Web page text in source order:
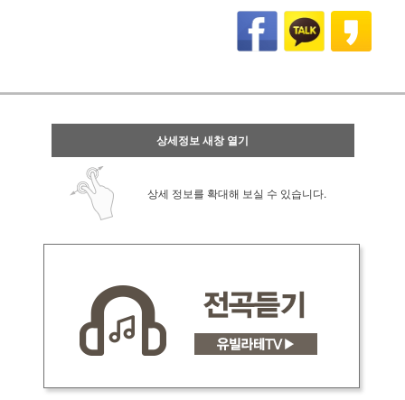
상세정보 새창 열기
상세 정보를 확대해 보실 수 있습니다.